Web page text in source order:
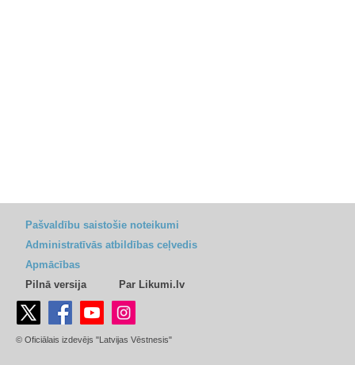
Pašvaldību saistošie noteikumi
Administratīvās atbildības ceļvedis
Apmācības
Pilnā versija
Par Likumi.lv
© Oficiālais izdevējs "Latvijas Vēstnesis"